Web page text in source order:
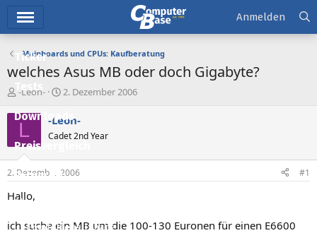
Ticker
Tests
Downloads
Preisvergleich
Forum
Aktuelles
Empfohlene Inhalte
Anmelden
Mainboards und CPUs: Kaufberatung
welches Asus MB oder doch Gigabyte?
E
s
e
l
e
r
-Leon-
E
s
t
e
l
t
2. Dezember 2006
L -Leon-
Cadet 2nd Year
2. Dezember 2006 #1
Hallo,
ich suche ein MB um die 100-130 Euronen für einen E6600